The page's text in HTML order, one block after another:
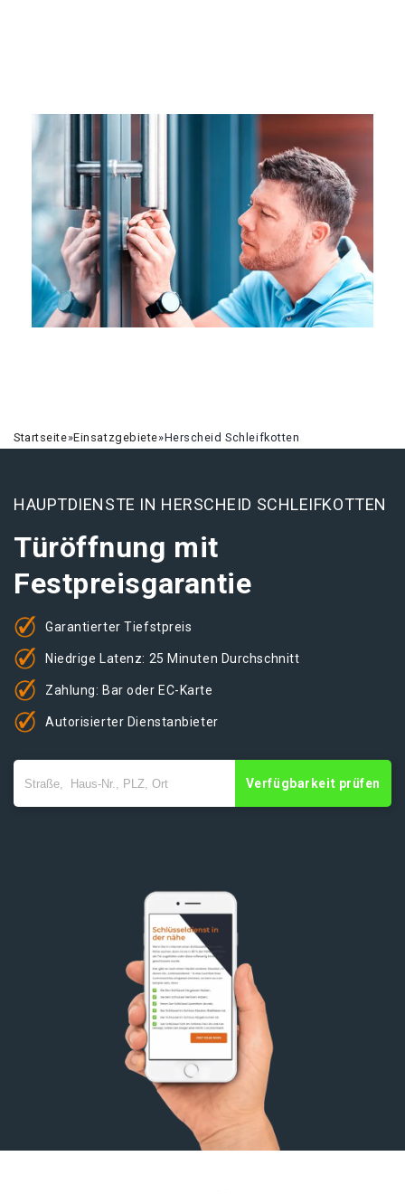
Startseite»Einsatzgebiete»Herscheid Schleifkotten
HAUPTDIENSTE IN HERSCHEID SCHLEIFKOTTEN
Türöffnung mit
Festpreisgarantie
Garantierter Tiefstpreis
Niedrige Latenz: 25 Minuten Durchschnitt
Zahlung: Bar oder EC-Karte
Autorisierter Dienstanbieter
Verfügbarkeit prüfen